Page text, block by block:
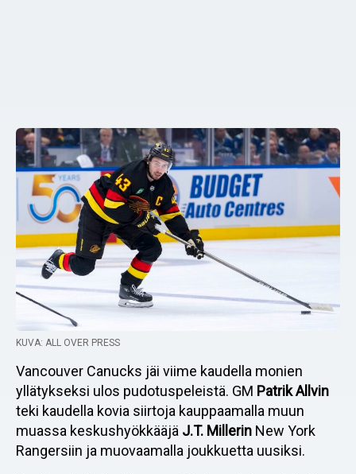
KUVA: ALL OVER PRESS
Vancouver Canucks jäi viime kaudella monien
yllätykseksi ulos pudotuspeleistä. GM Patrik Allvin
teki kaudella kovia siirtoja kauppaamalla muun
muassa keskushyökkääjä J.T. Millerin New York
Rangersiin ja muovaamalla joukkuetta uusiksi.